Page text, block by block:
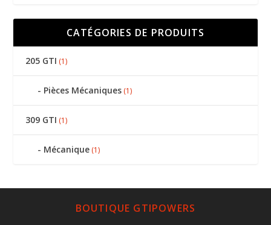
CATÉGORIES DE PRODUITS
205 GTI (1)
Pièces Mécaniques (1)
309 GTI (1)
Mécanique (1)
BOUTIQUE GTIPOWERS